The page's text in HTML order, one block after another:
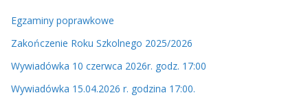
e
o
Egzaminy poprawkowe
Zakończenie Roku Szkolnego 2025/2026
Wywiadówka 10 czerwca 2026r. godz. 17:00
Wywiadówka 15.04.2026 r. godzina 17:00.